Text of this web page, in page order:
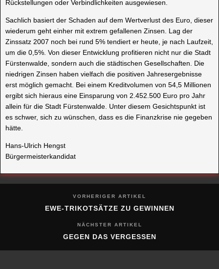
Rückstellungen oder Verbindlichkeiten ausgewiesen.
Sachlich basiert der Schaden auf dem Wertverlust des Euro, dieser
wiederum geht einher mit extrem gefallenen Zinsen. Lag der
Zinssatz 2007 noch bei rund 5% tendiert er heute, je nach Laufzeit,
um die 0,5%. Von dieser Entwicklung profitieren nicht nur die Stadt
Fürstenwalde, sondern auch die städtischen Gesellschaften. Die
niedrigen Zinsen haben vielfach die positiven Jahresergebnisse
erst möglich gemacht. Bei einem Kreditvolumen von 54,5 Millionen
ergibt sich hieraus eine Einsparung von 2.452.500 Euro pro Jahr
allein für die Stadt Fürstenwalde. Unter diesem Gesichtspunkt ist
es schwer, sich zu wünschen, dass es die Finanzkrise nie gegeben
hätte.
Hans-Ulrich Hengst
Bürgermeisterkandidat
VORHERIGER ARTIKEL
EWE-TRIKOTSÄTZE ZU GEWINNEN
NÄCHSTER ARTIKEL
GEGEN DAS VERGESSEN